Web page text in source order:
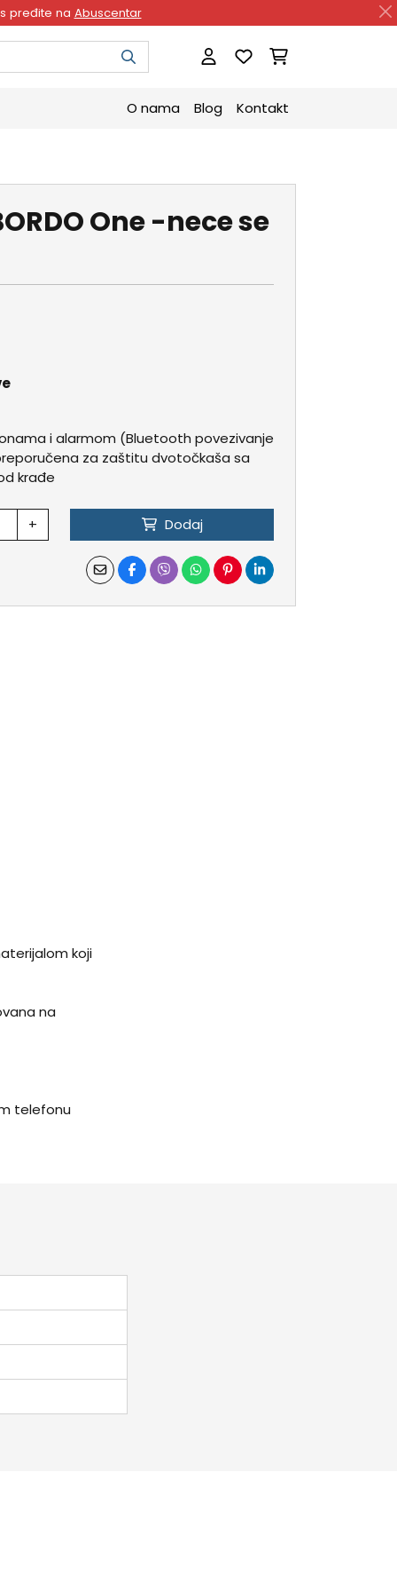
pređite na Abuscentar
O nama Blog Kontakt
One -nece se
i alarmom (Bluetooth povezivanje
za zaštitu dvotočkaša sa
krađe
+ Dodaj
koji
na
telefonu